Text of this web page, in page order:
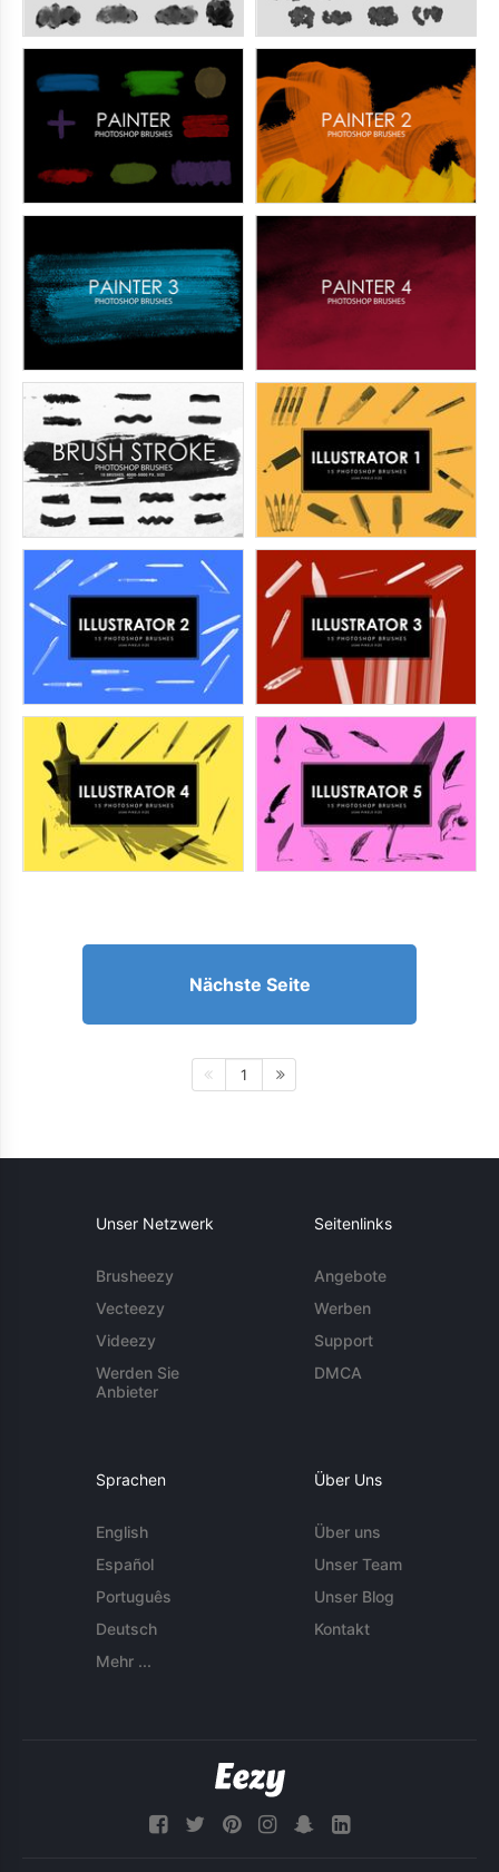
Nächste Seite
1
Unser Netzwerk
Brusheezy
Vecteezy
Videezy
Werden Sie
Anbieter
Seitenlinks
Angebote
Werben
Support
DMCA
Sprachen
English
Español
Português
Deutsch
Mehr ...
Über Uns
Über uns
Unser Team
Unser Blog
Kontakt